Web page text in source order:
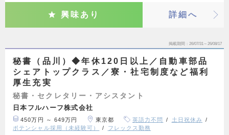
興味あり 詳細へ
掲載期間 26/07/31～26/08/17
秘書（品川）◆年休120日以上／自動車部品
シェアトップクラス／寮・社宅制度など福利
厚生充実
秘書・セクレタリー・アシスタント
日本フルハーフ株式会社
450万円 ～ 649万円 東京都 英語力不問
土日祝休み
ポテンシャル採用（未経験可）
フレックス勤務